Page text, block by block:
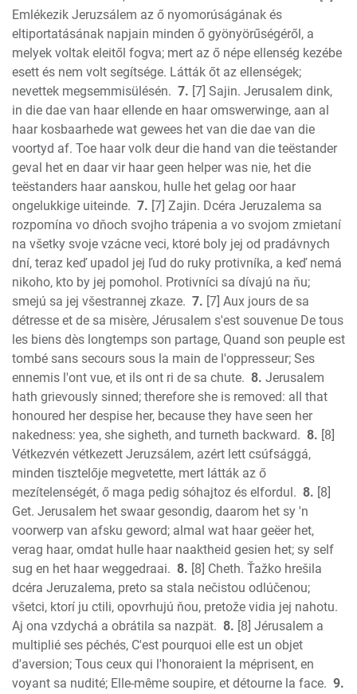
Emlékezik Jeruzsálem az ő nyomorúságának és
eltiportatásának napjain minden ő gyönyörűségéről, a
melyek voltak eleitől fogva; mert az ő népe ellenség kezébe
esett és nem volt segítsége. Látták őt az ellenségek;
nevettek megsemmisülésén. 7. [7] Sajin. Jerusalem dink,
in die dae van haar ellende en haar omswerwinge, aan al
haar kosbaarhede wat gewees het van die dae van die
voortyd af. Toe haar volk deur die hand van die teëstander
geval het en daar vir haar geen helper was nie, het die
teëstanders haar aanskou, hulle het gelag oor haar
ongelukkige uiteinde. 7. [7] Zajin. Dcéra Jeruzalema sa
rozpomína vo dňoch svojho trápenia a vo svojom zmietaní
na všetky svoje vzácne veci, ktoré boly jej od pradávnych
dní, teraz keď upadol jej ľud do ruky protivníka, a keď nemá
nikoho, kto by jej pomohol. Protivníci sa dívajú na ňu;
smejú sa jej všestrannej zkaze. 7. [7] Aux jours de sa
détresse et de sa misère, Jérusalem s'est souvenue De tous
les biens dès longtemps son partage, Quand son peuple est
tombé sans secours sous la main de l'oppresseur; Ses
ennemis l'ont vue, et ils ont ri de sa chute. 8. Jerusalem
hath grievously sinned; therefore she is removed: all that
honoured her despise her, because they have seen her
nakedness: yea, she sigheth, and turneth backward. 8. [8]
Vétkezvén vétkezett Jeruzsálem, azért lett csúfsággá,
minden tisztelője megvetette, mert látták az ő
mezítelenségét, ő maga pedig sóhajtoz és elfordul. 8. [8]
Get. Jerusalem het swaar gesondig, daarom het sy 'n
voorwerp van afsku geword; almal wat haar geëer het,
verag haar, omdat hulle haar naaktheid gesien het; sy self
sug en het haar weggedraai. 8. [8] Cheth. Ťažko hrešila
dcéra Jeruzalema, preto sa stala nečistou odlúčenou;
všetci, ktorí ju ctili, opovrhujú ňou, pretože vidia jej nahotu.
Aj ona vzdychá a obrátila sa nazpät. 8. [8] Jérusalem a
multiplié ses péchés, C'est pourquoi elle est un objet
d'aversion; Tous ceux qui l'honoraient la méprisent, en
voyant sa nudité; Elle-même soupire, et détourne la face. 9.